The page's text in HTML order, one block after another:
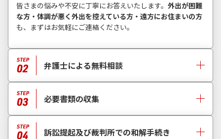
皆さまの悩みや不安に丁寧にお答えいたします。 外出が困難
な方・体調が悪く外出を控えている方・遠方にお住まいの方
も、まずはお気軽にご連絡ください。
弁護士による無料相談
必要書類の収集
訴訟提起及び裁判所での和解手続き